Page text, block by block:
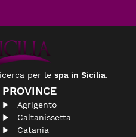
per le spa in Sicilia.
PROVINCE
Agrigento
Caltanissetta
Catania